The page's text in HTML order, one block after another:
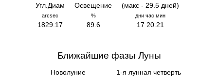
Угл.Диам
arcsec
1829.17
Освещение
%
89.6
(макс - 29.5 дней)
дни час:мин
17 20:21
Ближайшие фазы Луны
Новолуние
1-я лунная четверть